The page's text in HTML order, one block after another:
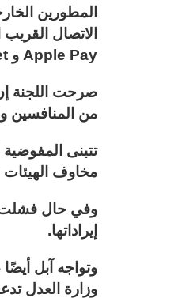
المطورين
Apple Pay و Apple Wallet”.
من المنافسين
تتبنى
مخاوف الهيئات
إيراداتها.
وتواجه آبل
وزارة العدل